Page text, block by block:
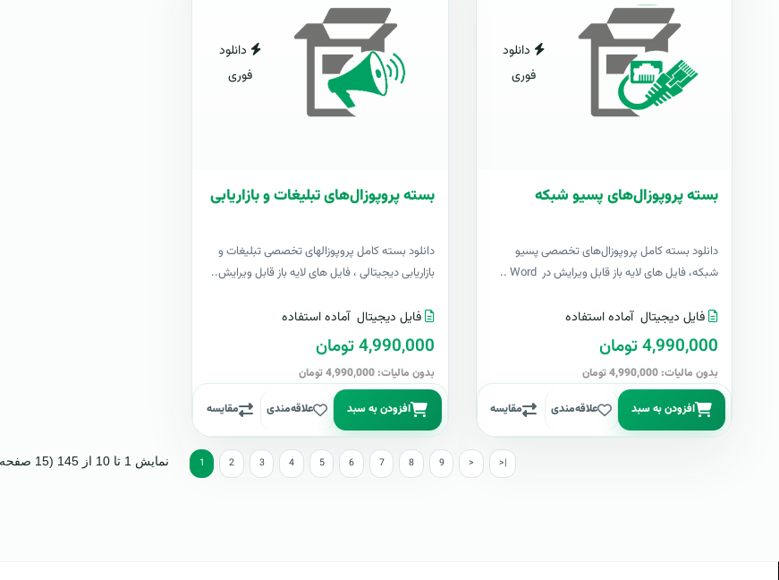
دانلود
فوری
بسته پروپوزال‌های پسیو شبکه
دانلود بسته کامل پروپوزال‌های تخصصی پسیو
شبکه، فایل های لایه باز قابل ویرایش در Word ..
فایل دیجیتال آماده استفاده
4,990,000 تومان
بدون مالیات: 4,990,000 تومان
افزودن به سبد علاقه‌مندی مقایسه
دانلود
فوری
بسته پروپوزال‌های تبلیغات و بازاریابی
دانلود بسته کامل پروپوزالهای تخصصی تبلیغات و
بازاریابی دیجیتالی ، فایل های لایه باز قابل ویرایش..
فایل دیجیتال آماده استفاده
4,990,000 تومان
بدون مالیات: 4,990,000 تومان
افزودن به سبد علاقه‌مندی مقایسه
1 2 3 4 5 6 7 8 9 > >| نمایش 1 تا 10 از 145 (15 صفحه)